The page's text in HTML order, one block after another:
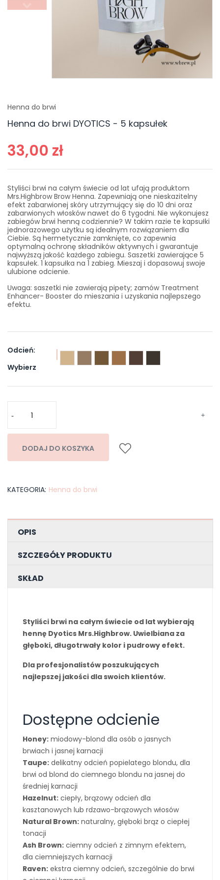
Henna do brwi
Henna do brwi DYOTICS - 5 kapsułek
33,00 zł
Styliści brwi na całym świecie od lat ufają produktom
Mrs.Highbrow Brow Henna. Zapewniają one nieskazitelny
efekt zabarwionej skóry utrzymujący się do 10 dni oraz
zabarwionych włosków nawet do 6 tygodni. Nie wykonujesz
zabiegów brwi henną codziennie? W takim razie te kapsułki
jednorazowego użytku są idealnym rozwiązaniem dla
Ciebie. Są hermetycznie zamknięte, co zapewnia
optymalną ochronę składników aktywnych i gwarantuje
najwyższą jakość każdego zabiegu. Saszetki zawierające 5
kapsułek. 1 kapsułka na 1 zabieg. Mieszaj i dopasowuj swoje
ulubione odcienie.
Uwaga: saszetki nie zawierają pipety; zamów Treatment
Enhancer- Booster do mieszania i uzyskania najlepszego
efektu.
Odcień:
Wybierz
Wybierz
Brown
Brown
DODAJ DO KOSZYKA
KATEGORIA: Henna do brwi
OPIS
SZCZEGÓŁY PRODUKTU
SKŁAD
Styliści brwi na całym świecie od lat wybierają
hennę Dyotics Mrs.Highbrow. Uwielbiana za
głęboki, długotrwały kolor i pudrowy efekt.
Dla profesjonalistów poszukujących
najlepszej jakości dla swoich klientów.
Dostępne odcienie
Honey: miodowy-blond dla osób o jasnych
brwiach i jasnej karnacji
Taupe: delikatny odcień popielatego blondu, dla
brwi od blond do ciemnego blondu na jasnej do
średniej karnacji
Hazelnut: ciepły, brązowy odcień dla
kasztanowych lub rdzawo-brązowych włosów
Natural Brown: naturalny, głęboki brąz o ciepłej
tonacji
Ash Brown: ciemny odcień z zimnym efektem,
dla ciemniejszych karnacji
Raven: ekstra ciemny odcień, szczególnie do brwi